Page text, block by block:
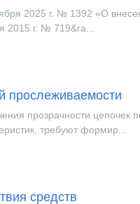
2025 г. № 1392 «О
2015 г. № 719&ra...
прослеживаемости
прозрачности цепочек
требуют формир...
средств